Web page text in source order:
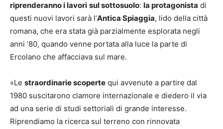
riprenderanno i lavori sul sottosuolo: la protagonista di
questi nuovi lavori sarà l’Antica Spiaggia, lido della città
romana, che era stata già parzialmente esplorata negli
anni ‘80, quando venne portata alla luce la parte di
Ercolano che affacciava sul mare.
«Le straordinarie scoperte qui avvenute a partire dal
1980 suscitarono clamore internazionale e diedero il via
ad una serie di studi settoriali di grande interesse.
Riprendiamo la ricerca sul terreno con rinnovata